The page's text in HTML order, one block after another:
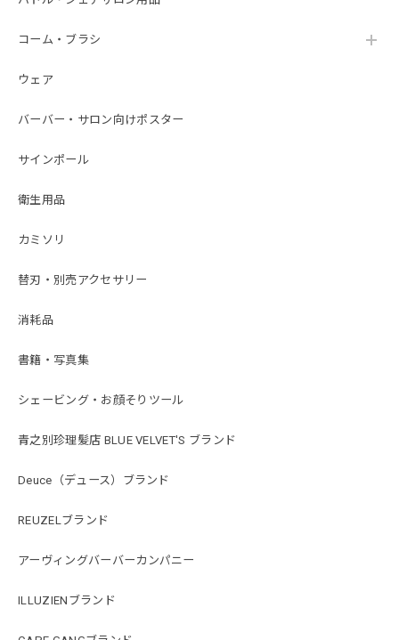
コーム・ブラシ
ウェア
バーバー・サロン向けポスター
サインポール
衛生用品
カミソリ
替刃・別売アクセサリー
消耗品
書籍・写真集
シェービング・お顔そりツール
青之別珍理髪店 BLUE VELVET'S ブランド
Deuce（デュース）ブランド
REUZELブランド
アーヴィングバーバーカンパニー
ILLUZIENブランド